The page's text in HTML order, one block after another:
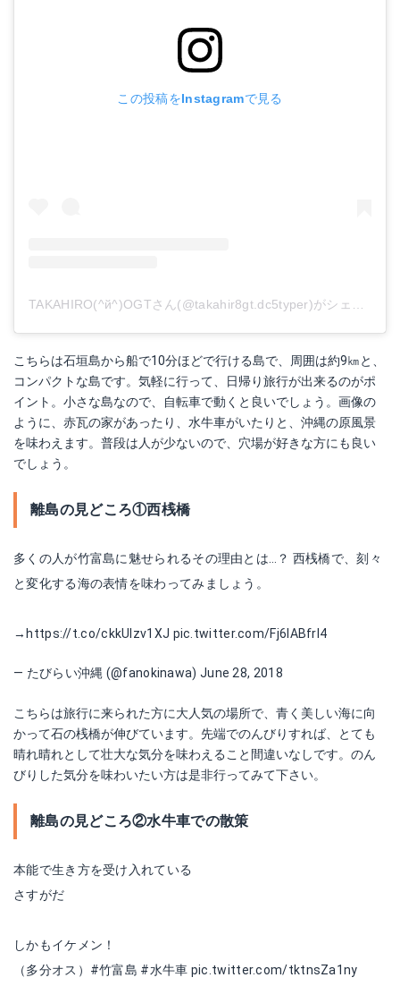
この投稿をInstagramで見る
こちらは石垣島から船で10分ほどで行ける島で、周囲は約9㎞と、
コンパクトな島です。気軽に行って、日帰り旅行が出来るのがポ
イント。小さな島なので、自転車で動くと良いでしょう。画像の
ように、赤瓦の家があったり、水牛車がいたりと、沖縄の原風景
を味わえます。普段は人が少ないので、穴場が好きな方にも良い
でしょう。
離島の見どころ①西桟橋
多くの人が竹富島に魅せられるその理由とは…？ 西桟橋で、刻々
と変化する海の表情を味わってみましょう。
→ https://t.co/ckkUIzv1XJ pic.twitter.com/Fj6lABfrI4
— たびらい沖縄 (@fanokinawa) June 28, 2018
こちらは旅行に来られた方に大人気の場所で、青く美しい海に向
かって石の桟橋が伸びています。先端でのんびりすれば、とても
晴れ晴れとして壮大な気分を味わえること間違いなしです。のん
びりした気分を味わいたい方は是非行ってみて下さい。
離島の見どころ②水牛車での散策
本能で生き方を受け入れている
さすがだ
しかもイケメン！
（多分オス） #竹富島 #水牛車 pic.twitter.com/tktnsZa1ny